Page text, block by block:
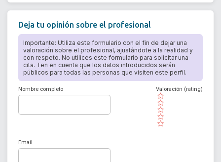
Deja tu opinión sobre el profesional
Importante: Utiliza este formulario con el fin de dejar una
valoración sobre el profesional, ajustándote a la realidad y
con respeto. No utilices este formulario para solicitar una
cita. Ten en cuenta que los datos introducidos serán
públicos para todas las personas que visiten este perfil.
Nombre completo
( )
( )
( )
( )
( )
Valoración (rating)
Email